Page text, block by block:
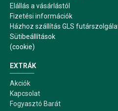
Elállás a vásárlástól
Fizetési információk
Házhoz szállítás GLS
Sütibeállítások
(cookie)
EXTRÁK
Akciók
Kapcsolat
Fogyasztó Barát